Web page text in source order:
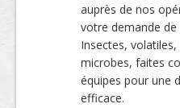
auprès de nos
votre demande de
Insectes,
microbes, faites
équipes pour une
efficace.